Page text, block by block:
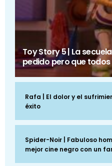
Toy Story 5 | La
pedido pero que
Rafa | El dolor y el
éxito
Spider-Noir | Fabuloso
mejor cine negro con un